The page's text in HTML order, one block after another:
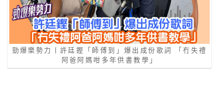
勁爆樂勢力丨許廷鏗「師傅到」爆出成份歌詞 「冇失禮
阿爸阿媽咁多年供書教學」